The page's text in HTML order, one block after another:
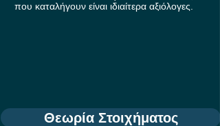
που καταλήγουν είναι ιδιαίτερα αξιόλογες.
Θεωρία Στοιχήματος